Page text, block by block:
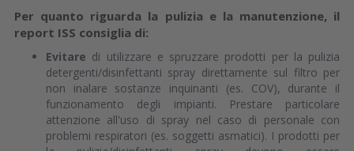
Per quanto riguarda la pulizia e la manutenzione, il
report ISS consiglia di:
Evitare di utilizzare e spruzzare prodotti per la pulizia
detergenti/disinfettanti spray direttamente sul filtro per
non inalare sostanze inquinanti (es. COV), durante il
funzionamento degli impianti. Prestare particolare
attenzione all'uso di spray nel caso di personale con
problemi respiratori (es. soggetti asmatici). I prodotti per